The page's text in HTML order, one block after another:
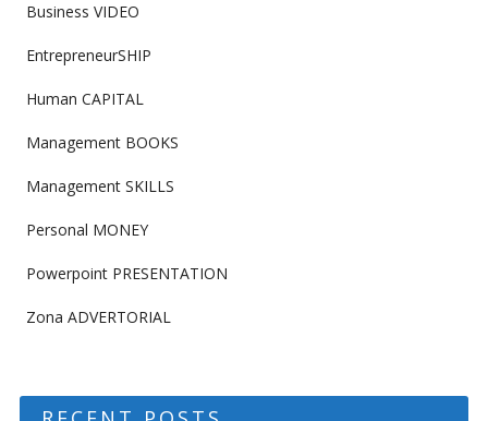
Business VIDEO
EntrepreneurSHIP
Human CAPITAL
Management BOOKS
Management SKILLS
Personal MONEY
Powerpoint PRESENTATION
Zona ADVERTORIAL